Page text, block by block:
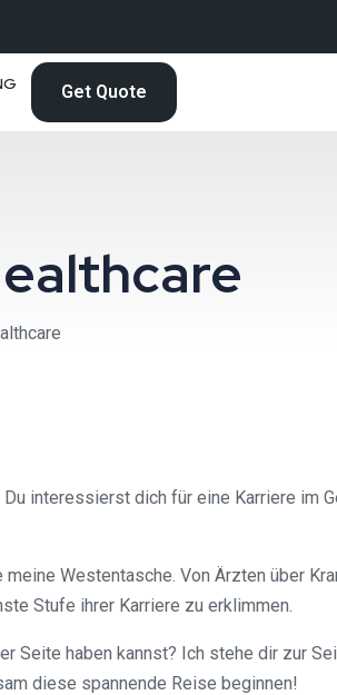
Get Quote
interessierst dich für eine Karriere im
Westentasche. Von Ärzten über
Stufe ihrer Karriere zu erklimmen.
Seite haben kannst? Ich stehe dir zur
diese spannende Reise beginnen!